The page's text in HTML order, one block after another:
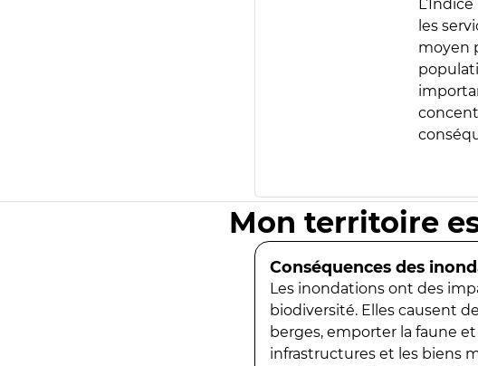
les
moyen
Mon territoire
Conséquences des
Les inondations ont des
biodiversité. Elles causent
berges, emporter la faune
infrastructures et les biens